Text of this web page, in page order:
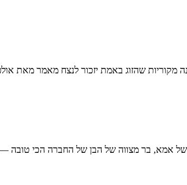
של אמא, בר מצווה של הבן של החברה הכי טובה